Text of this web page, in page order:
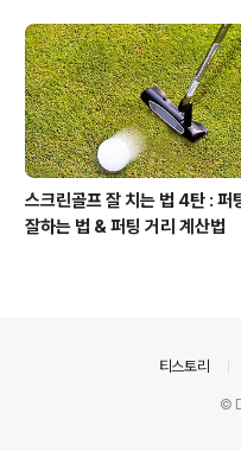
스크린골프 잘 치는 법 4탄 : 퍼
잘하는 법 & 퍼팅 거리 계산법
티스토리
©